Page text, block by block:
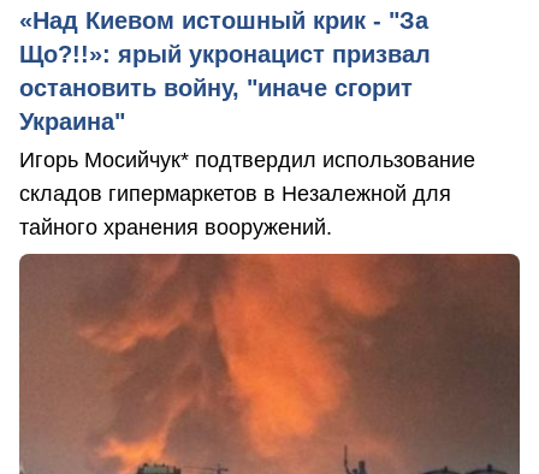
«Над Киевом истошный крик - "За
Що?!!»: ярый укронацист призвал
остановить войну, "иначе сгорит
Украина"
Игорь Мосийчук* подтвердил использование
складов гипермаркетов в Незалежной для
тайного хранения вооружений.